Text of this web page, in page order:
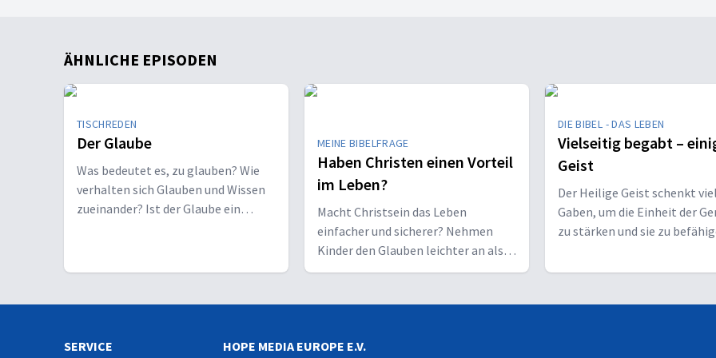
ÄHNLICHE EPISODEN
TISCHREDEN
Der Glaube
Was bedeutet es, zu glauben? Wie
verhalten sich Glauben und Wissen
zueinander? Ist der Glaube ein
MEINE BIBELFRAGE
Haben Christen einen Vorteil
im Leben?
Macht Christsein das Leben
einfacher und sicherer? Nehmen
Kinder den Glauben leichter an als
Erwachsene?
DIE BIBEL - DAS LEBEN
Vielseitig begabt –
Geist
Der Heilige Geist schenkt
Gaben, um die Einheit der
zu stärken und sie zu
bekennen.
SERVICE HOPE MEDIA EUROPE E.V.